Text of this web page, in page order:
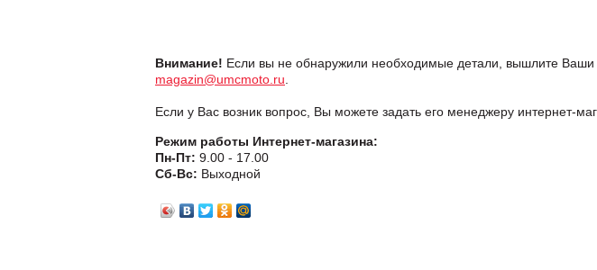
Внимание! Если вы не обнаружили необходимые детали, вышлите
magazin@umcmoto.ru
Если у Вас возник вопрос, Вы можете задать его менеджеру интернет-
Режим работы Интернет-магазина:
Пн-Пт: 9.00 - 17.00
Сб-Вс: Выходной